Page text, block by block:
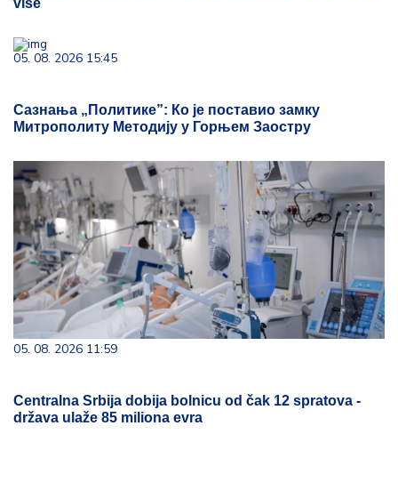
više
05. 08. 2026 15:45
Сазнања „Политике”: Ко је поставио замку
Митрополиту Методију у Горњем Заостру
05. 08. 2026 11:59
Centralna Srbija dobija bolnicu od čak 12 spratova -
država ulaže 85 miliona evra